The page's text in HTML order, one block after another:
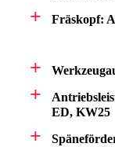
Fräskopf:
ED, KW25